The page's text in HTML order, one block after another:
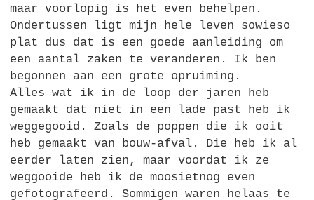
maar voorlopig is het even behelpen.
Ondertussen ligt mijn hele leven sowieso
plat dus dat is een goede aanleiding om
een aantal zaken te veranderen. Ik ben
begonnen aan een grote opruiming.
Alles wat ik in de loop der jaren heb
gemaakt dat niet in een lade past heb ik
weggegooid. Zoals de poppen die ik ooit
heb gemaakt van bouw-afval. Die heb ik al
eerder laten zien, maar voordat ik ze
weggooide heb ik de moosietnog even
gefotografeerd. Sommigen waren helaas te